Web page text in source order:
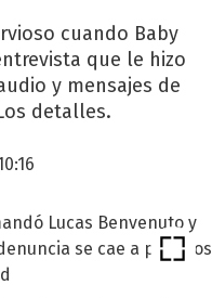
cuando Baby
que le hizo
y mensajes de
detalles.